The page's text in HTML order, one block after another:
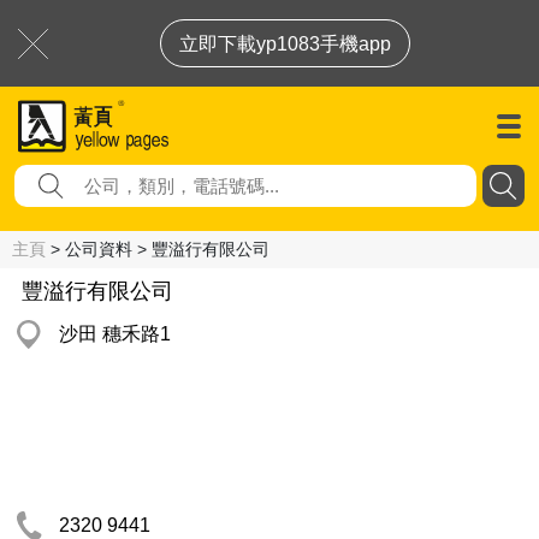
立即下載yp1083手機app
主頁 > 公司資料 > 豐溢行有限公司
豐溢行有限公司
沙田 穗禾路1
2320 9441